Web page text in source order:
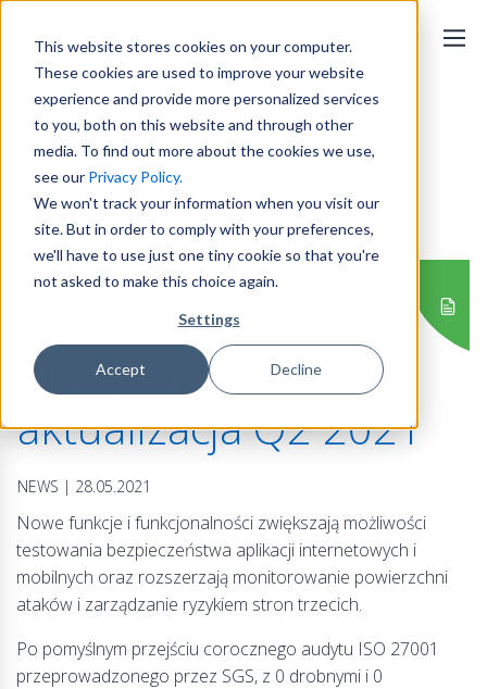
This website stores cookies on your computer.
These cookies are used to improve your website
experience and provide more personalized services
to you, both on this website and through other
media. To find out more about the cookies we use,
see our Privacy Policy.
We won't track your information when you visit our
site. But in order to comply with your preferences,
we'll have to use just one tiny cookie so that you're
not asked to make this choice again.
Settings
Accept Decline
Strona Główna Aktualności
ImmuniWeb AI Platform główna
aktualizacja Q2 2021
NEWS
ImmuniWeb AI
Platform główna
aktualizacja Q2 2021
NEWS | 28.05.2021
Nowe funkcje i funkcjonalności zwiększają możliwości
testowania bezpieczeństwa aplikacji internetowych i
mobilnych oraz rozszerzają monitorowanie powierzchni
ataków i zarządzanie ryzykiem stron trzecich.
Po pomyślnym przejściu corocznego audytu ISO 27001
przeprowadzonego przez SGS, z 0 drobnymi i 0